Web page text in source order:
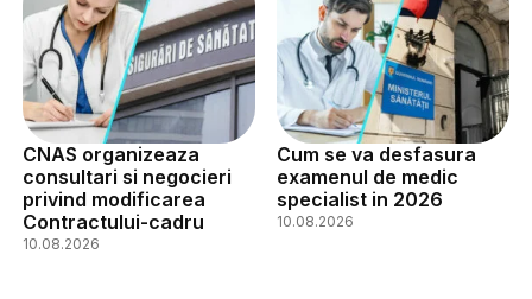
CNAS organizeaza
consultari si negocieri
privind modificarea
Contractului-cadru
10.08.2026
Cum se va desfasura
examenul de medic
specialist in 2026
10.08.2026